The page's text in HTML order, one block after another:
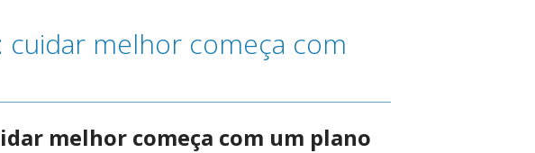
cuidar melhor começa com
melhor começa com um plano